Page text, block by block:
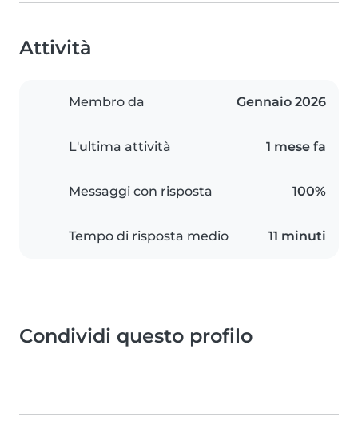
Attività
Membro da Gennaio 2026
L'ultima attività 1 mese fa
Messaggi con risposta 100%
Tempo di risposta medio 11 minuti
Condividi questo profilo